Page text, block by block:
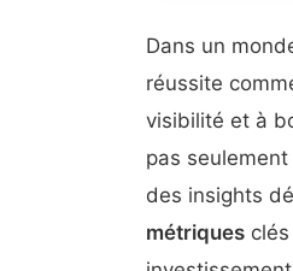
Dans un
réussite
visibilité et à
pas
des insights
métriques